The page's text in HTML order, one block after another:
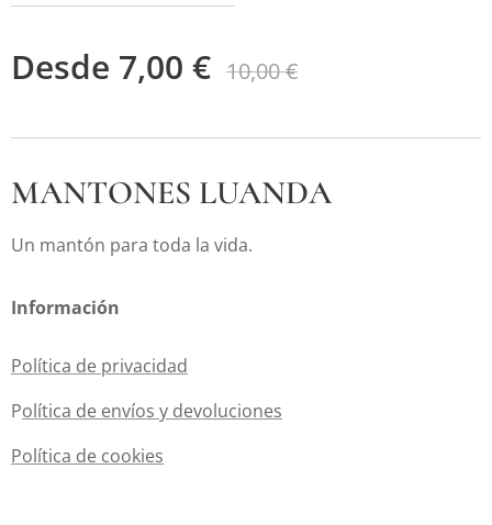
Desde 7,00 € 10,00€
MANTONES LUANDA
Un mantón para toda la vida.
Información
Política de privacidad
Política de envíos y devoluciones
Política de cookies